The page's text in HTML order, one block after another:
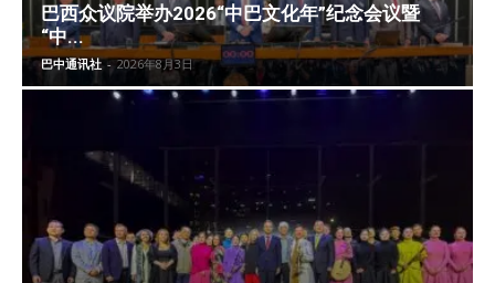
巴西众议院举办2026“中巴文化年”纪念会议暨
“中...
巴中通讯社 - 2026年8月3日